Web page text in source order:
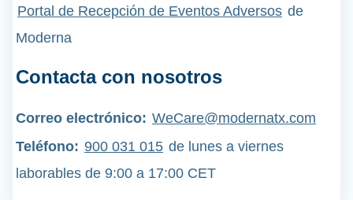
Portal de Recepción de Eventos Adversos de
Moderna
Contacta con nosotros
Correo electrónico: WeCare@modernatx.com
Teléfono: 900 031 015 de lunes a viernes
laborables de 9:00 a 17:00 CET